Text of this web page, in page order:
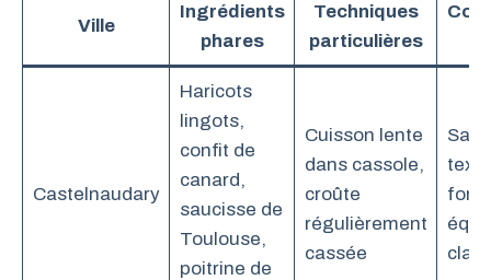
Ville
Ingrédients
phares
Techniques
particulières
Castelnaudary
Haricots
lingots,
confit de
canard,
saucisse de
Toulouse,
poitrine de
Cuisson lente
dans cassole,
croûte
régulièrement
cassée